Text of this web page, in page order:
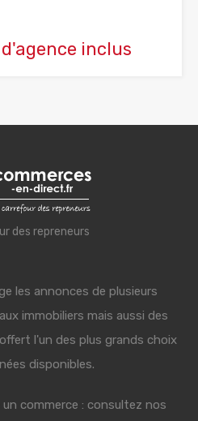
inclus
des repreneurs
les annonces de plusieurs
immobiliers mais aussi des
l'un des plus grands choix
disponibles.
commerce : consultez nos